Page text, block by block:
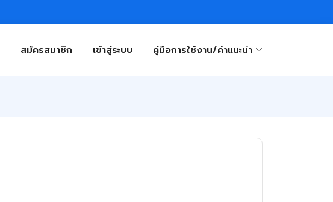
สมัครสมาชิก เข้าสู่ระบบ คู่มือการใช้งาน/คำแนะนำ